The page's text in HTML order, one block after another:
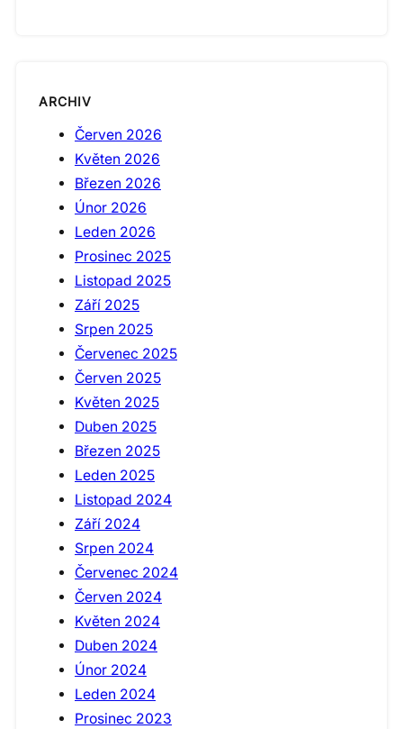
ARCHIV
Červen 2026
Květen 2026
Březen 2026
Únor 2026
Leden 2026
Prosinec 2025
Listopad 2025
Září 2025
Srpen 2025
Červenec 2025
Červen 2025
Květen 2025
Duben 2025
Březen 2025
Leden 2025
Listopad 2024
Září 2024
Srpen 2024
Červenec 2024
Červen 2024
Květen 2024
Duben 2024
Únor 2024
Leden 2024
Prosinec 2023